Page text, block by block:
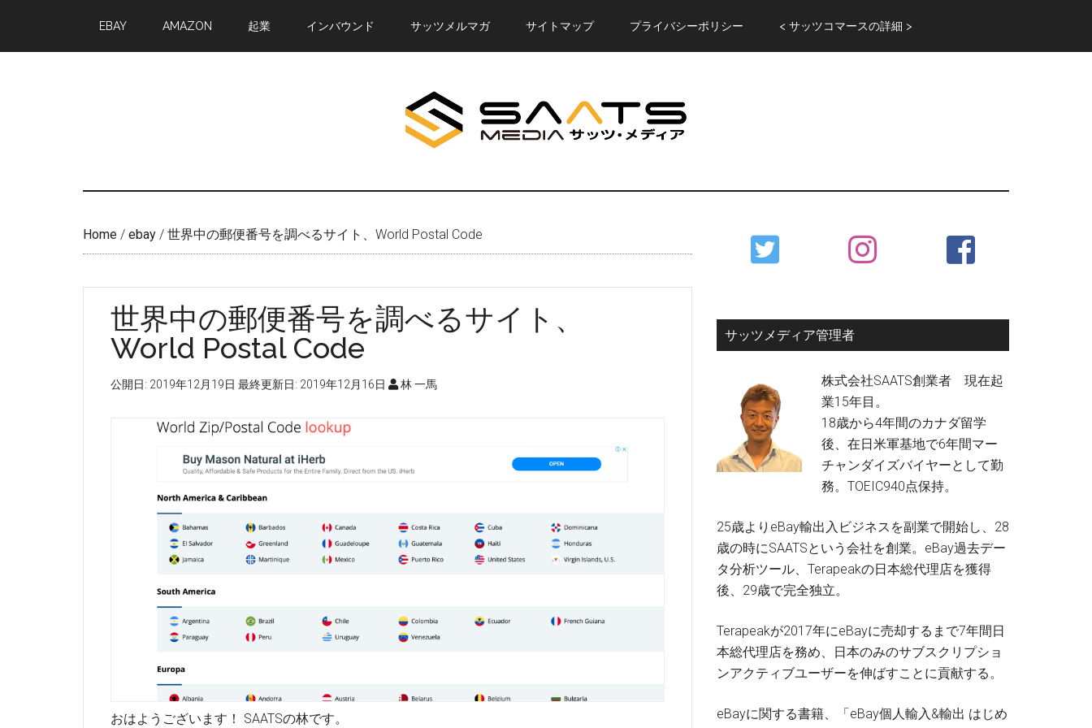
main
primary
EBAY AMAZON 起業 インバウンド サッツメルマガ サイトマップ プライバシーポリシー < サッツコマースの詳細 >
Home / ebay / 世界中の郵便番号を調べるサイト、World Postal Code
世界中の郵便番号を調べるサイト、
World Postal Code
公開日: 2019年12月19日 最終更新日: 2019年12月16日 林 一馬
おはようございます！ SAATSの林です。
Primary
Sidebar
サッツメディア管理者
株式会社SAATS創業者 現在起
業15年目。
18歳から4年間のカナダ留学
後、在日米軍基地で6年間マー
チャンダイズバイヤーとして勤
務。TOEIC940点保持。
25歳よりeBay輸出入ビジネスを副業で開始し、28
歳の時にSAATSという会社を創業。eBay過去デー
タ分析ツール、Terapeakの日本総代理店を獲得
後、29歳で完全独立。
Terapeakが2017年にeBayに売却するまで7年間日
本総代理店を務め、日本のみのサブスクリプショ
ンアクティブユーザーを伸ばすことに貢献する。
eBayに関する書籍、「eBay個人輸入&輸出 はじめ